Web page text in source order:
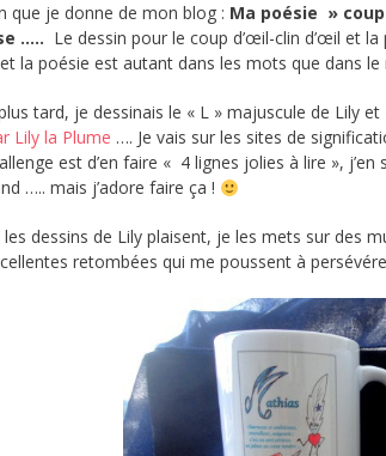
que je donne de mon blog : Ma poésie »
….. Le dessin pour le coup d’œil-clin d’œil et
la poésie est autant dans les mots que dans le
tard, je dessinais le « L » majuscule de Lily
Lily la Plume …. Je vais sur les sites de
est d’en faire « 4 lignes jolies à lire »,
….. mais j’adore faire ça !
dessins de Lily plaisent, je les mets sur des
retombées qui me poussent à